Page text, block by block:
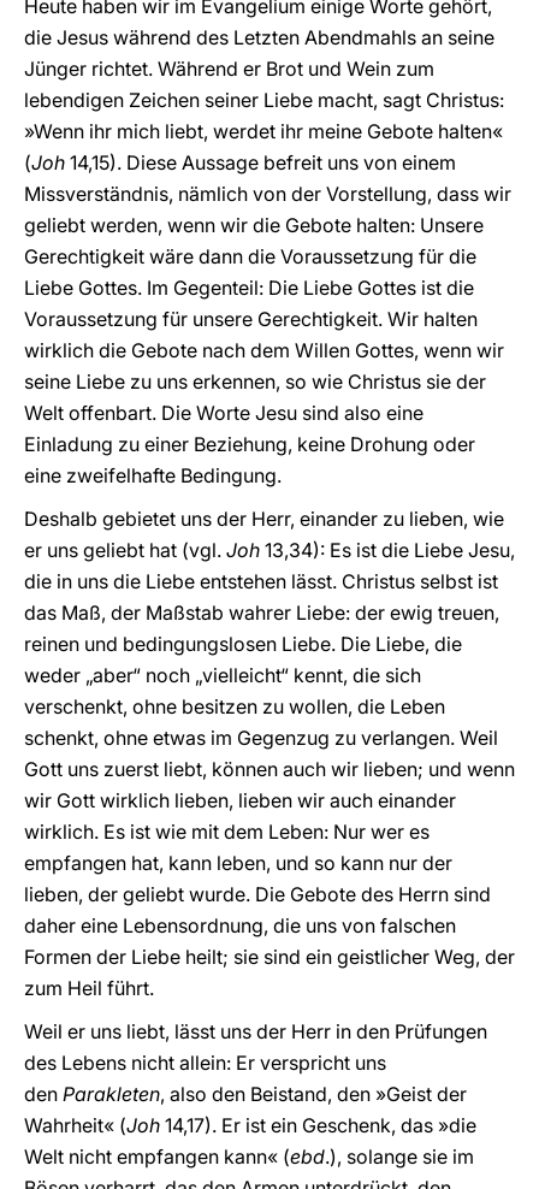
Heute haben wir im Evangelium einige Worte gehört,
die Jesus während des Letzten Abendmahls an seine
Jünger richtet. Während er Brot und Wein zum
lebendigen Zeichen seiner Liebe macht, sagt Christus:
»Wenn ihr mich liebt, werdet ihr meine Gebote halten«
(Joh 14,15). Diese Aussage befreit uns von einem
Missverständnis, nämlich von der Vorstellung, dass wir
geliebt werden, wenn wir die Gebote halten: Unsere
Gerechtigkeit wäre dann die Voraussetzung für die
Liebe Gottes. Im Gegenteil: Die Liebe Gottes ist die
Voraussetzung für unsere Gerechtigkeit. Wir halten
wirklich die Gebote nach dem Willen Gottes, wenn wir
seine Liebe zu uns erkennen, so wie Christus sie der
Welt offenbart. Die Worte Jesu sind also eine
Einladung zu einer Beziehung, keine Drohung oder
eine zweifelhafte Bedingung.
Deshalb gebietet uns der Herr, einander zu lieben, wie
er uns geliebt hat (vgl. Joh 13,34): Es ist die Liebe Jesu,
die in uns die Liebe entstehen lässt. Christus selbst ist
das Maß, der Maßstab wahrer Liebe: der ewig treuen,
reinen und bedingungslosen Liebe. Die Liebe, die
weder „aber“ noch „vielleicht“ kennt, die sich
verschenkt, ohne besitzen zu wollen, die Leben
schenkt, ohne etwas im Gegenzug zu verlangen. Weil
Gott uns zuerst liebt, können auch wir lieben; und wenn
wir Gott wirklich lieben, lieben wir auch einander
wirklich. Es ist wie mit dem Leben: Nur wer es
empfangen hat, kann leben, und so kann nur der
lieben, der geliebt wurde. Die Gebote des Herrn sind
daher eine Lebensordnung, die uns von falschen
Formen der Liebe heilt; sie sind ein geistlicher Weg, der
zum Heil führt.
Weil er uns liebt, lässt uns der Herr in den Prüfungen
des Lebens nicht allein: Er verspricht uns
den Parakleten, also den Beistand, den »Geist der
Wahrheit« (Joh 14,17). Er ist ein Geschenk, das »die
Welt nicht empfangen kann« (ebd.), solange sie im